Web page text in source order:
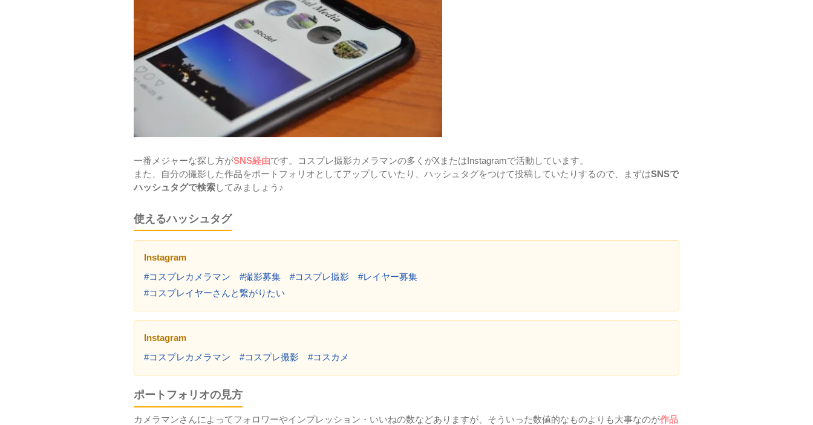
一番メジャーな探し方がSNS経由です。コスプレ撮影カメラマンの多くがXまたはInstagramで活動しています。
また、自分の撮影した作品をポートフォリオとしてアップしていたり、ハッシュタグをつけて投稿していたりするので、まずはSNSで
ハッシュタグで検索してみましょう♪
使えるハッシュタグ
Instagram
#コスプレカメラマン #撮影募集 #コスプレ撮影 #レイヤー募集
#コスプレイヤーさんと繋がりたい
Instagram
#コスプレカメラマン #コスプレ撮影 #コスカメ
ポートフォリオの見方
カメラマンさんによってフォロワーやインプレッション・いいねの数などありますが、そういった数値的なものよりも大事なのが作品